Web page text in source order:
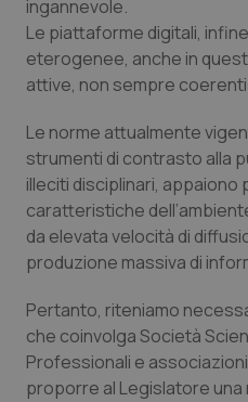
Quotidiano
Quotidiano
Quotidiano
Quotidiano Pediatria
Rene & patologie
Sangue &
ingannevole.
Le piattaforme digitali,
eterogenee, anche in
attive, non sempre
Le norme attualmente
strumenti di contrasto alla
illeciti disciplinari,
caratteristiche
da elevata velocità di
produzione massiva di
Pertanto, riteniamo
che coinvolga Società
Professionali e
proporre al Legislatore